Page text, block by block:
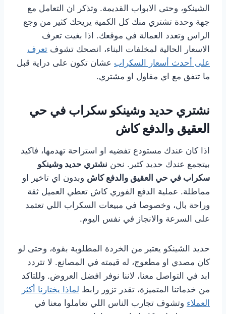
الشينكو، وحتى الابواب القديمة. وتذكر ان التعامل مع
جهة وحدة تشتري منك كل الكمية يريحك كثير من وجع
الراس وتعدد العمالة في موقعك. اذا بغيت تعرف
الاسعار الحالية لمخلفات البناء، انصحك تشوف تعرف
على أحدث أسعار السكراب عشان تكون على دراية قبل
ما تتفق مع اي مقاول او مشتري.
نشتري حديد وشينكو سكراب في حي
العقيق والدفع كاش
اذا كان عندك مستودع تفضيه او استراحة تهدمها، فاكيد
بيتجمع عندك حديد كثير. نحن نشتري حديد وشينكو
سكراب في حي العقيق والدفع كاش وبدون اي تاخير او
مماطلة. عملية الدفع الفوري كاش تعطي العميل ثقة
وراحة بال، وخصوصا في مبيعات السكراب اللي تعتمد
على السرعة والانجاز في نفس اليوم.
حديد الشينكو يعتبر من الخردة المطلوبة بقوة، وحتى لو
كان مصدي او مطعوج، له قيمته في المصانع. لا تتردد
ابد في التواصل معنا، لاننا نوفر افضل العروض. وللتاكد
من خدماتنا المتميزة، تقدر تزور رابط لماذا يختارنا أكثر
العملاء وتشوف تجارب الناس اللي تعاملوا معنا في